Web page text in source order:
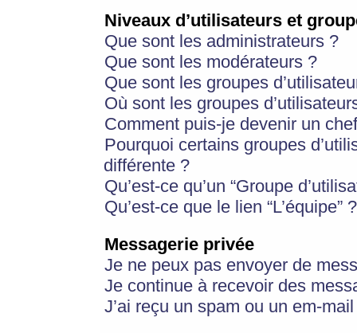
Niveaux d’utilisateurs et
Que sont les administrateurs ?
Que sont les modérateurs ?
Que sont les groupes
Où sont les groupes
Comment puis-je devenir un
Pourquoi certains groupes
différente ?
Qu’est-ce qu’un “Groupe
Qu’est-ce que le lien “L’équipe” ?
Messagerie privée
Je ne peux pas envoyer de
Je continue à recevoir des
J’ai reçu un spam ou un em-